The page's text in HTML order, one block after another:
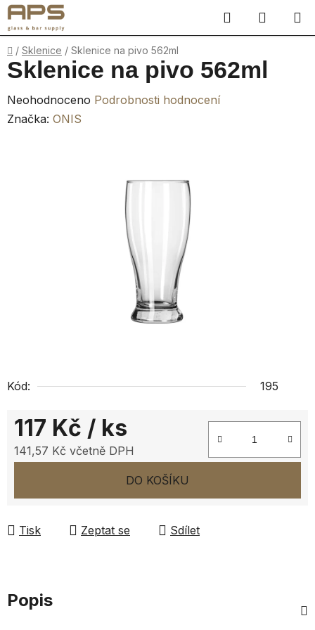
Přejít
na
obsah
Hledat
KOŠÍK
Domů
/ Sklenice / Sklenice na pivo 562ml
Kód: 195
117 Kč / ks
141,57 Kč včetně DPH
DO KOŠÍKU
Tisk Zeptat se Sdílet
Sklenice na pivo 562ml
Průměrné
hodnocení
Neohodnoceno Podrobnosti hodnocení
Značka: ONIS
Popis